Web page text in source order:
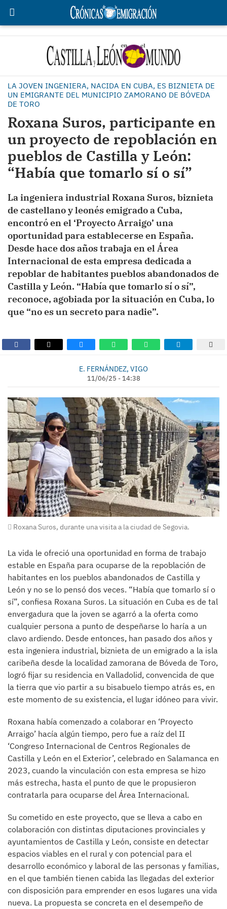
LA JOVEN INGENIERA, NACIDA EN CUBA, ES BIZNIETA DE
UN EMIGRANTE DEL MUNICIPIO ZAMORANO DE BÓVEDA
DE TORO
Roxana Suros, participante en
un proyecto de repoblación en
pueblos de Castilla y León:
“Había que tomarlo sí o sí”
La ingeniera industrial Roxana Suros, biznieta
de castellano y leonés emigrado a Cuba,
encontró en el ‘Proyecto Arraigo’ una
oportunidad para establecerse en España.
Desde hace dos años trabaja en el Área
Internacional de esta empresa dedicada a
repoblar de habitantes pueblos abandonados de
Castilla y León. “Había que tomarlo sí o sí”,
reconoce, agobiada por la situación en Cuba, lo
que “no es un secreto para nadie”.
E. FERNÁNDEZ, VIGO
11/06/25 - 14:38
Roxana Suros, durante una visita a la ciudad de Segovia.
La vida le ofreció una oportunidad en forma de trabajo
estable en España para ocuparse de la repoblación de
habitantes en los pueblos abandonados de Castilla y
León y no se lo pensó dos veces. “Había que tomarlo sí o
sí”, confiesa Roxana Suros. La situación en Cuba es de tal
envergadura que la joven se agarró a la oferta como
cualquier persona a punto de despeñarse lo haría a un
clavo ardiendo. Desde entonces, han pasado dos años y
esta ingeniera industrial, biznieta de un emigrado a la isla
caribeña desde la localidad zamorana de Bóveda de Toro,
logró fijar su residencia en Valladolid, convencida de que
la tierra que vio partir a su bisabuelo tiempo atrás es, en
este momento de su existencia, el lugar idóneo para vivir.
Roxana había comenzado a colaborar en ‘Proyecto
Arraigo’ hacía algún tiempo, pero fue a raíz del II
‘Congreso Internacional de Centros Regionales de
Castilla y León en el Exterior’, celebrado en Salamanca en
2023, cuando la vinculación con esta empresa se hizo
más estrecha, hasta el punto de que le propusieron
contratarla para ocuparse del Área Internacional.
Su cometido en este proyecto, que se lleva a cabo en
colaboración con distintas diputaciones provinciales y
ayuntamientos de Castilla y León, consiste en detectar
espacios viables en el rural y con potencial para el
desarrollo económico y laboral de las personas y familias,
en el que también tienen cabida las llegadas del exterior
con disposición para emprender en esos lugares una vida
nueva. La propuesta se concreta en el desempeño de